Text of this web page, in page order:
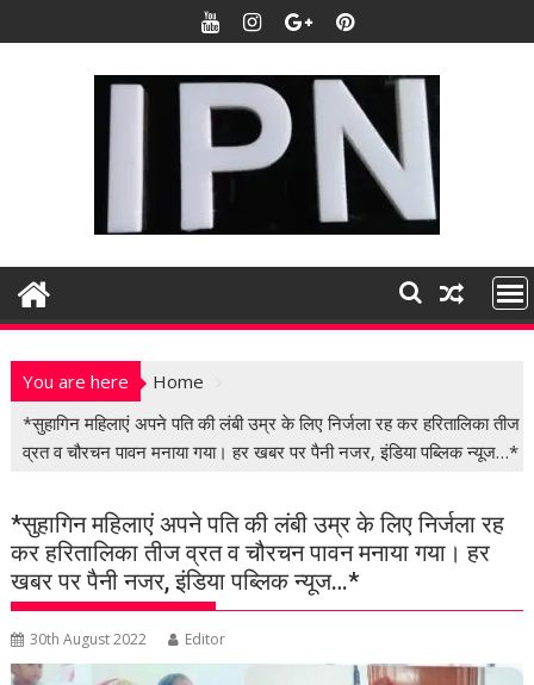
k
t
n
You are here
Home
*सुहागिन महिलाएं अपने पति की लंबी उम्र के लिए निर्जला रह कर हरितालिका तीज
व्रत व चौरचन पावन मनाया गया। हर खबर पर पैनी नजर, इंडिया पब्लिक न्यूज…*
*सुहागिन महिलाएं अपने पति की लंबी उम्र के लिए निर्जला रह
कर हरितालिका तीज व्रत व चौरचन पावन मनाया गया। हर
खबर पर पैनी नजर, इंडिया पब्लिक न्यूज…*
30th August 2022 Editor